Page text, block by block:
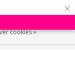
×
Is dat akkoord?
cookies »